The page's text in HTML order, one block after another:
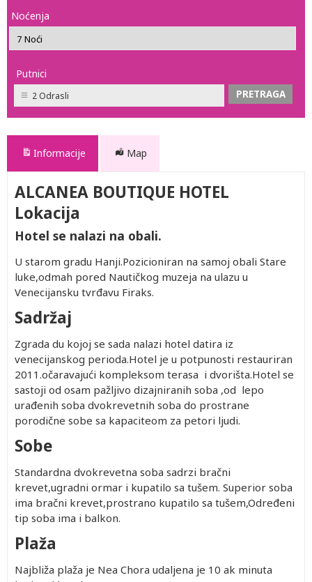
Noćenja
Putnici
2 Odrasli
Informacije Map
ALCANEA BOUTIQUE HOTEL
Lokacija
Hotel se nalazi na obali.
U starom gradu Hanji.Pozicioniran na samoj obali Stare
luke,odmah pored Nautičkog muzeja na ulazu u
Venecijansku tvrđavu Firaks.
Sadržaj
Zgrada du kojoj se sada nalazi hotel datira iz
venecijanskog perioda.Hotel je u potpunosti restauriran
2011.očaravajući kompleksom terasa i dvorišta.Hotel se
sastoji od osam pažljivo dizajniranih soba ,od lepo
urađenih soba dvokrevetnih soba do prostrane
porodične sobe sa kapaciteom za petori ljudi.
Sobe
Standardna dvokrevetna soba sadrzi bračni
krevet,ugradni ormar i kupatilo sa tušem. Superior soba
ima bračni krevet,prostrano kupatilo sa tušem,Određeni
tip soba ima i balkon.
Plaža
Najbliža plaža je Nea Chora udaljena je 10 ak minuta